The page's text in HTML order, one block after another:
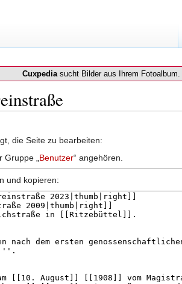
Cuxpediasucht Bilder aus Ihrem Fotoalbum.
die Seite zu bearbeiten:
„ Benutzer“ angehören.
und kopieren: